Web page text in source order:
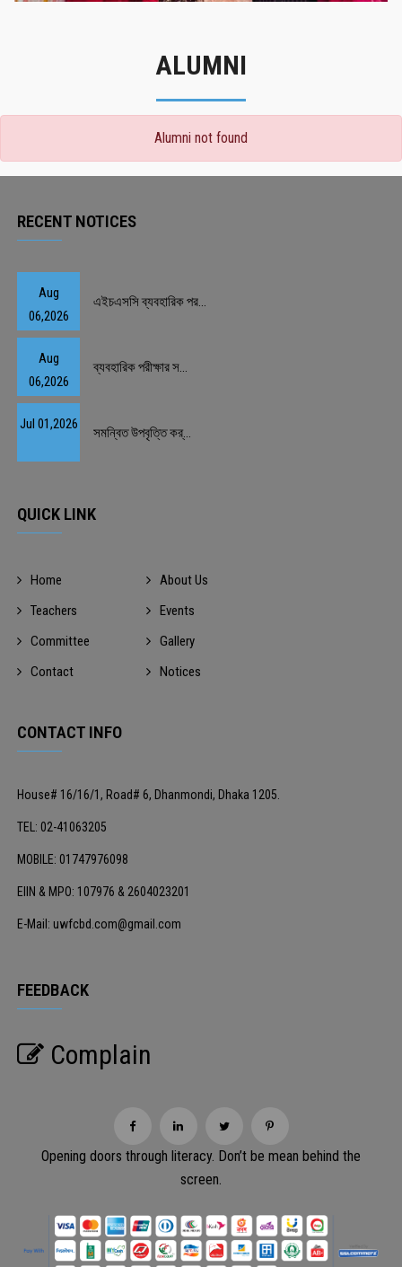
ALUMNI
Alumni not found
RECENT NOTICES
Aug
06,2026
এইচএসসি ব্যবহারিক পর...
Aug
06,2026
ব্যবহারিক পরীক্ষার স...
Jul 01,2026
সমন্বিত উপবৃত্তি কর্...
QUICK LINK
Home
About Us
Teachers
Events
Committee
Gallery
Contact
Notices
CONTACT INFO
House# 16/16/1, Road# 6, Dhanmondi, Dhaka 1205.
TEL: 02-41063205
MOBILE: 01747976098
EIIN & MPO: 107976 & 2604023201
E-Mail: uwfcbd.com@gmail.com
FEEDBACK
Complain
Opening doors through literacy. Don’t be mean behind the
screen.